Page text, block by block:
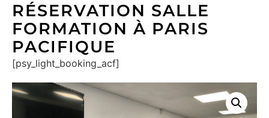
RÉSERVATION SALLE
FORMATION À PARIS
PACIFIQUE
[psy_light_booking_acf]